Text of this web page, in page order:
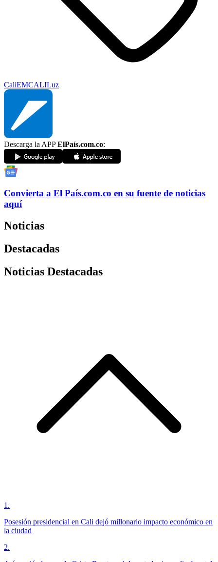
CaliEMCALILuz
Descarga la APPElPaís.com.co:
Convierta a El País.com.co en su fuente de noticias
aquí
Noticias
Destacadas
Noticias Destacadas
1 .
Posesión presidencial en Cali dejó millonario impacto económico en
la ciudad
2.